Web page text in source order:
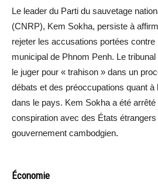
Le leader du Parti du sauvetage
(CNRP), Kem Sokha, persiste à
rejeter les accusations portées contre
municipal de Phnom Penh. Le
le juger pour « trahison » dans un
débats et des préoccupations quant à
dans le pays. Kem Sokha a été
conspiration avec des États
gouvernement cambodgien.
Économie